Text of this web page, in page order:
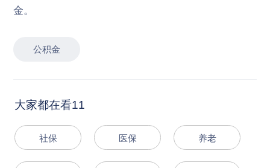
金。
公积金
大家都在看11
社保 医保 养老